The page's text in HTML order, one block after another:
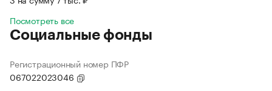
Посмотреть все
Социальные фонды
Регистрационный номер ПФР
067022023046